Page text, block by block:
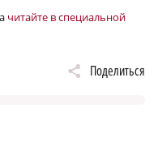
читайте в специальной
Поделиться